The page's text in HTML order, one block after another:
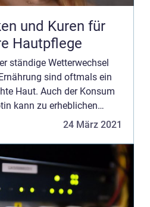
und Kuren für
Hautpflege
ständige Wetterwechsel
sind oftmals ein
Haut. Auch der Konsum
kann zu erheblichen
strömen mehr und
24 März 2021